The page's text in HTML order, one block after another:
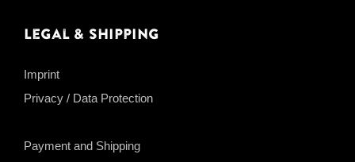
Legal & Shipping
Imprint
Privacy / Data Protection
Payment and Shipping